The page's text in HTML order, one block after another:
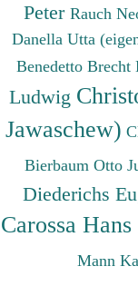
Peter Rauch
Danella Utta
Benedetto Brecht
Ludwig
Jawaschew)
Bierbaum Otto
Diederichs
Carossa Hans
Mann